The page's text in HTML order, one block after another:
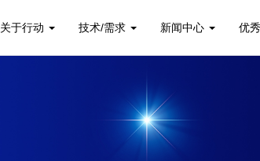
关于行动 技术/需求 新闻中心 优